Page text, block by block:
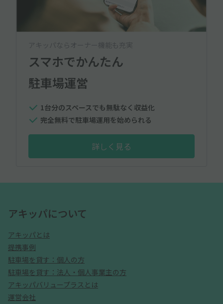
アキッパならオーナー機能も充実
スマホでかんたん
駐車場運営
1台分のスペースでも無駄なく収益化
完全無料で駐車場運用を始められる
詳しく見る
アキッパについて
アキッパとは
提携事例
駐車場を貸す：個人の方
駐車場を貸す：法人・個人事業主の方
アキッパバリュープラスとは
運営会社